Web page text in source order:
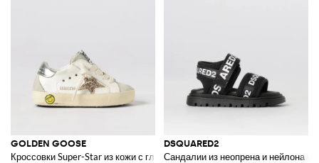
GOLDEN GOOSE
Кроссовки Super-Star из кожи с глиттером
DSQUARED2
Сандалии из неопрена и нейлона с